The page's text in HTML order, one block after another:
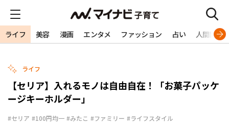
ライフ 美容 漫画 エンタメ ファッション 占い 人間関係
ライフ
【セリア】入れるモノは自由自在！「お菓子パッケ
ージキーホルダー」
#セリア #100円均一 #みたこ #ファミリー #ライフスタイル